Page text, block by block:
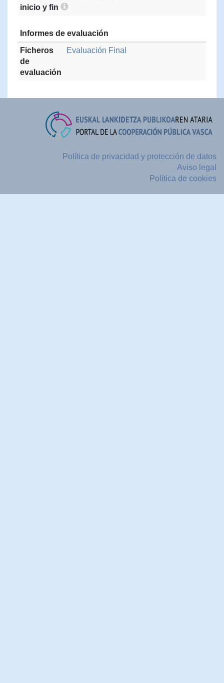
inicio y fin
Informes de evaluación
Ficheros
de
evaluación
Evaluación Final
Política de privacidad y protección de datos
Aviso legal
Política de cookies